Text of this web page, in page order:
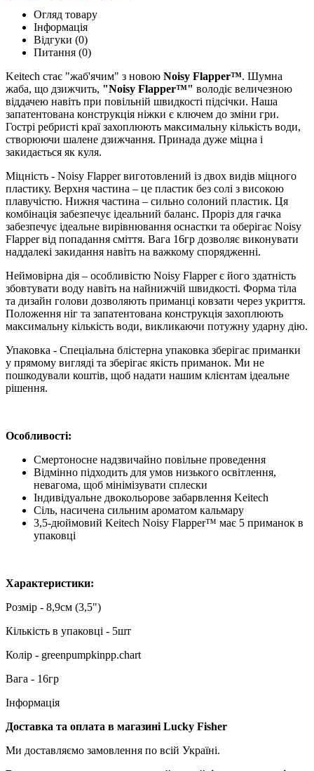
Огляд товару
Інформація
Відгуки (0)
Питання (0)
Keitech стає "жаб'ячим" з новою Noisy Flapper™. Шумна
жаба, що дзижчить, "Noisy Flapper™" володіє величезною
віддачею навіть при повільній швидкості підсічки. Наша
запатентована конструкція ніжки є ключем до зміни гри.
Гострі ребристі краї захоплюють максимальну кількість води,
створюючи шалене дзижчання. Принада дуже міцна і
закидається як куля.
Міцність - Noisy Flapper виготовлений із двох видів міцного
пластику. Верхня частина – це пластик без солі з високою
плавучістю. Нижня частина – сильно солоний пластик. Ця
комбінація забезпечує ідеальний баланс. Проріз для гачка
забезпечує ідеальне вирівнювання оснастки та оберігає Noisy
Flapper від попадання сміття. Вага 16гр дозволяє виконувати
наддалекі закидання навіть на важкому спорядженні.
Неймовірна дія – особливістю Noisy Flapper є його здатність
збовтувати воду навіть на найнижчій швидкості. Форма тіла
та дизайн голови дозволяють приманці ковзати через укриття.
Положення ніг та запатентована конструкція захоплюють
максимальну кількість води, викликаючи потужну ударну дію.
Упаковка - Спеціальна блістерна упаковка зберігає приманки
у прямому вигляді та зберігає якість приманок. Ми не
пошкодували коштів, щоб надати нашим клієнтам ідеальне
рішення.
Особливості:
Смертоносне надзвичайно повільне проведення
Відмінно підходить для умов низького освітлення,
невагома, щоб мінімізувати сплески
Індивідуальне двокольорове забарвлення Keitech
Сіль, насичена сильним ароматом кальмару
3,5-дюймовий Keitech Noisy Flapper™ має 5 приманок в
упаковці
Характеристики:
Розмір - 8,9см (3,5")
Кількість в упаковці - 5шт
Колір - greenpumpkinpp.chart
Вага - 16гр
Інформація
Доставка та оплата в магазині Lucky Fisher
Ми доставляємо замовлення по всій Україні.